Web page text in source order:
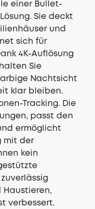
einer Bullet-
Sie deckt
und
sich für
4K-Auflösung
Sie
Nachtsicht
klar bleiben.
Tracking. Die
passt den
ermöglicht
mit der
kein
Haustieren,
verbessert.